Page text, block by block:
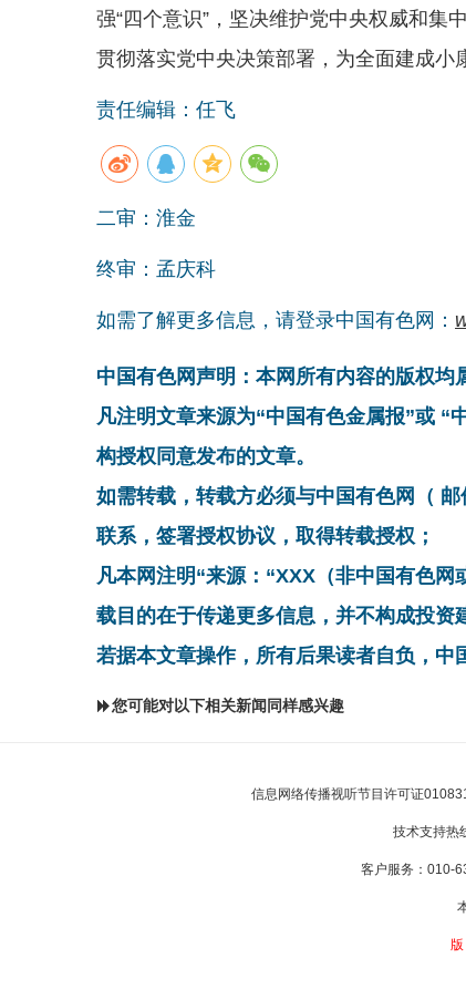
强“四个意识”，坚决维护党中央权威和集
贯彻落实党中央决策部署，为全面建成小
责任编辑：任飞
二审：淮金
终审：孟庆科
如需了解更多信息，请登录中国有色网：
中国有色网声明：本网所有内容的版权均
凡注明文章来源为“中国有色金属报”或
构授权同意发布的文章。
如需转载，转载方必须与中国有色网（
联系，签署授权协议，取得转载授权；
凡本网注明“来源：“XXX（非中国有色
载目的在于传递更多信息，并不构成投资
若据本文章操作，所有后果读者自负，中
您可能对以下相关新闻同样感兴趣
信息网络传播视听节目许可证
技术支持热
客户服务：010-